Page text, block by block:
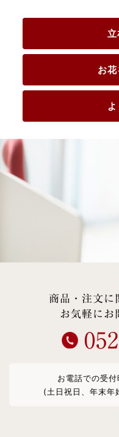
お
商品・注文に
お気軽にお
お電話での受
(土日祝日、年末年